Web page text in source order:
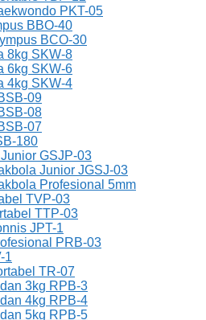
PKT-05
BBO-40
BCO-30
8kg SKW-8
6kg SKW-6
4kg SKW-4
09
08
07
180
GSJP-03
Junior JGSJ-03
Profesional 5mm
TVP-03
TTP-03
JPT-1
PRB-03
1
TR-07
3kg RPB-3
4kg RPB-4
5kg RPB-5